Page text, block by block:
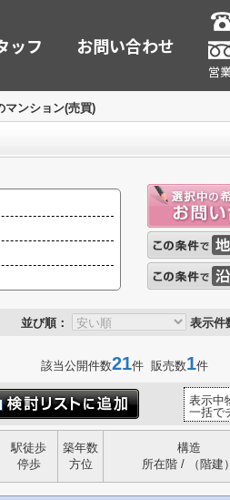
ッフ お問い合わせ
営
マンション(売買)
並び順： 表示件
該当公開件数21件 販売数1件
表示中
一括で
駅徒歩
停歩
築年数
方位
構造
所在階 / （階建）